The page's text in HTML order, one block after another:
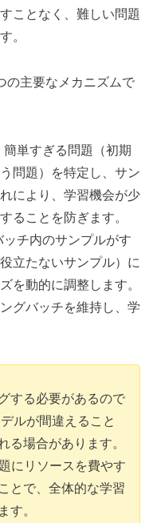
ことなく、難しい問題
。
の主要なメカニズムで
簡単すぎる問題（初期
問題）を特定し、サン
により、学習機会が少
ることを防ぎます。
ッチ内のサンプルがす
立たないサンプル）に
を動的に調整します。
グバッチを維持し、学
する必要があるので
ルが間違えること
る場合があります。
にリソースを費やす
とで、全体的な学習
す。